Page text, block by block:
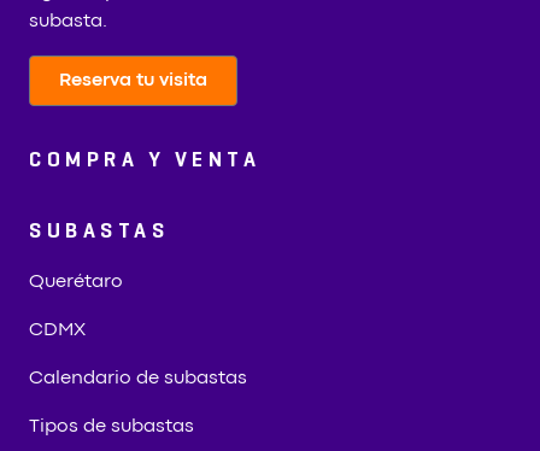
subasta.
Reserva tu visita
COMPRA Y VENTA
SUBASTAS
Querétaro
CDMX
Calendario de subastas
Tipos de subastas